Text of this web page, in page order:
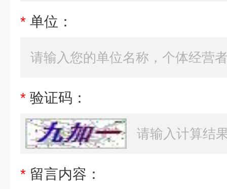
* 单位：
* 验证码：
* 留言内容：